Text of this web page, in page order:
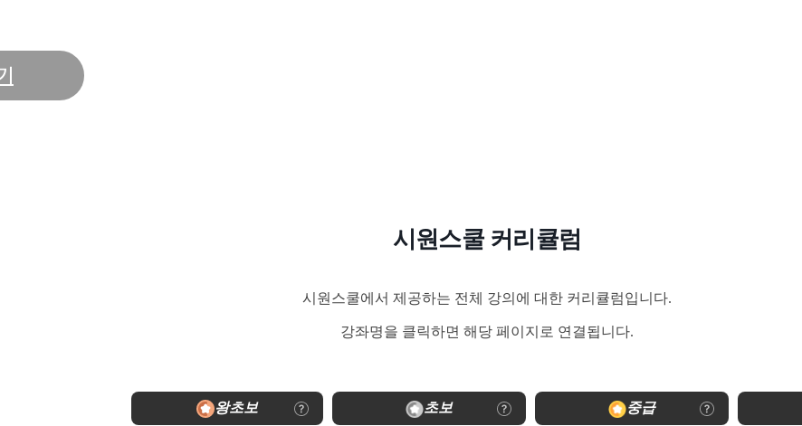
시원스쿨 커리큘럼
시원스쿨에서 제공하는 전체 강의에 대한 커리큘럼입니다.
강좌명을 클릭하면 해당 페이지로 연결됩니다.
왕초보 초보 중급